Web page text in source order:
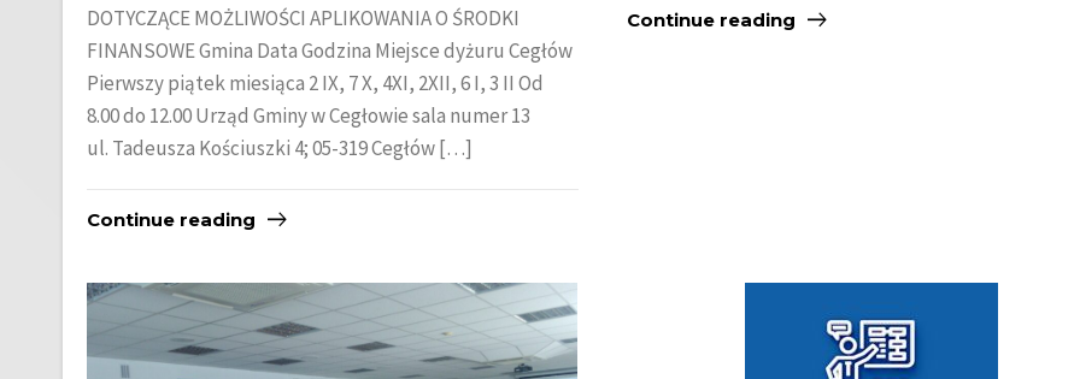
DOTYCZĄCE MOŻLIWOŚCI APLIKOWANIA O ŚRODKI
FINANSOWE Gmina Data Godzina Miejsce dyżuru Cegłów
Pierwszy piątek miesiąca 2 IX, 7 X, 4XI, 2XII, 6 I, 3 II Od
8.00 do 12.00 Urząd Gminy w Cegłowie sala numer 13
ul. Tadeusza Kościuszki 4; 05-319 Cegłów […]
Continue reading
Continue reading